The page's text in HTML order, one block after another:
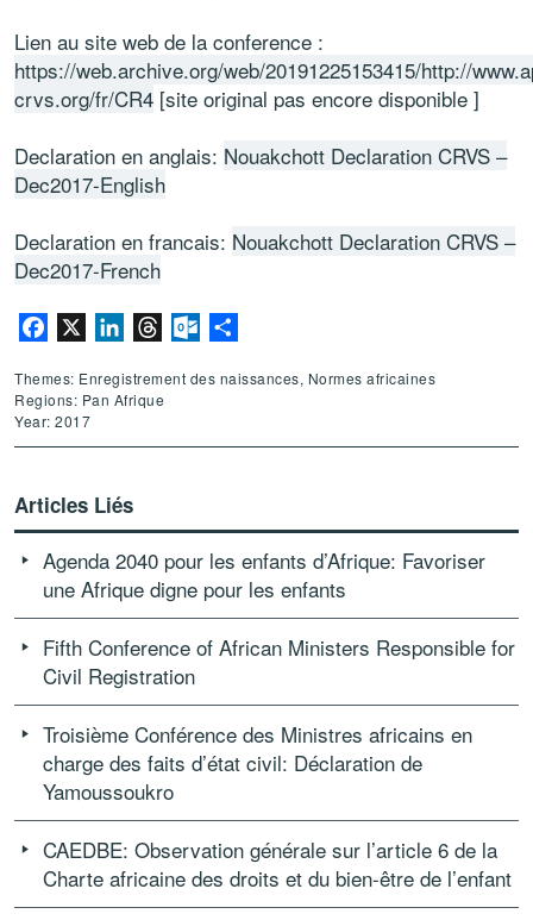
Lien au site web de la conference :
https://web.archive.org/web/20191225153415/http://
crvs.org/fr/CR4 [site original pas encore disponible ]
Declaration en anglais: Nouakchott Declaration CRVS –
Dec2017-English
Declaration en francais: Nouakchott Declaration CRVS –
Dec2017-French
Facebook LinkedInThreadsOutlook.com
Themes: Enregistrement des naissances, Normes africaines
Regions: Pan Afrique
Year: 2017
Articles Liés
Agenda 2040 pour les enfants d’Afrique: Favoriser
une Afrique digne pour les enfants
Fifth Conference of African Ministers Responsible for
Civil Registration
Troisième Conférence des Ministres africains en
charge des faits d’état civil: Déclaration de
Yamoussoukro
CAEDBE: Observation générale sur l’article 6 de la
Charte africaine des droits et du bien-être de l’enfant